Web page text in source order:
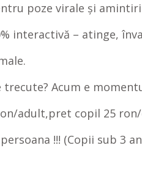
poze virale și amintiri
interactivă – atinge,
Acum e
adult,pret copil 25
!!! (Copii sub 3